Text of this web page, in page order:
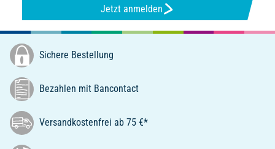
Jetzt anmelden
Sichere Bestellung
Bezahlen mit Bancontact
Versandkostenfrei ab 75 €*